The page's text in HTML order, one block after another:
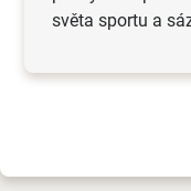
světa sportu a